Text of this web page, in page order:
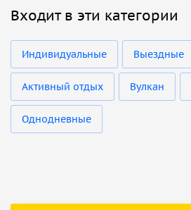
Входит в эти категории
Индивидуальные Выездные
Активный отдых Вулкан
Однодневные